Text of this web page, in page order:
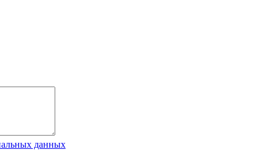
данных